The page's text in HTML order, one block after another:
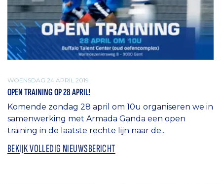
WOENSDAG 24 APRIL 2019
OPEN TRAINING OP 28 APRIL!
Komende zondag 28 april om 10u organiseren we in
samenwerking met Armada Ganda een open
training in de laatste rechte lijn naar de...
BEKIJK VOLLEDIG NIEUWSBERICHT